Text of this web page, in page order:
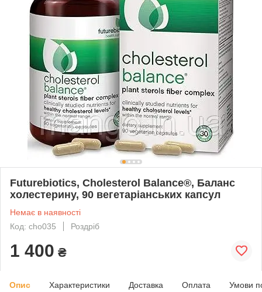
Futurebiotics, Cholesterol Balance®, Баланс
холестерину, 90 вегетаріанських капсул
Немає в наявності
Код: cho035
Роздріб
1 400 ₴
Опис Характеристики Доставка Оплата Умови